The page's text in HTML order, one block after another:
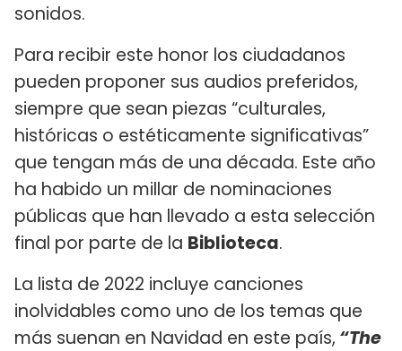
sonidos.
Para recibir este honor los ciudadanos
pueden proponer sus audios preferidos,
siempre que sean piezas “culturales,
históricas o estéticamente significativas”
que tengan más de una década. Este año
ha habido un millar de nominaciones
públicas que han llevado a esta selección
final por parte de la Biblioteca.
La lista de 2022 incluye canciones
inolvidables como uno de los temas que
más suenan en Navidad en este país, “The